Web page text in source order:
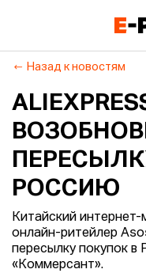
Назад к новостям
РОССИЮ
Китайский интернет-
онлайн-ритейлер
пересылку покупок в
«Коммерсант».